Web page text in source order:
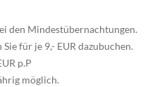
den Mindestübernachtungen.
für je 9,- EUR dazubuchen.
p.P
möglich.